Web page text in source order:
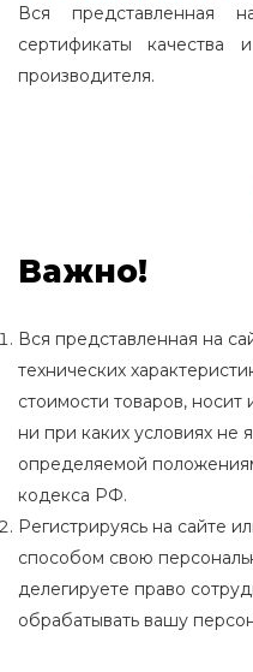
Вся представленная
сертификаты качества
производителя.
Важно!
Вся представленная на
технических
стоимости товаров,
ни при каких условиях не
определяемой
кодекса РФ.
Регистрируясь на сайте
способом свою
делегируете право
обрабатывать вашу